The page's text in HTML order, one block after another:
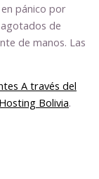
pánico por
de
de manos. Las
A través del
Bolivia.